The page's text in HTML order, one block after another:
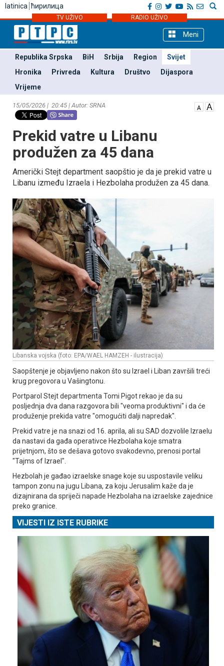
latinica ћирилица
TV UŽIVO RADIO UŽIVO
Meni
Republika Srpska BiH Srbija Region
Svijet
Hronika
Privreda Kultura Društvo
Dijaspora
Vrijeme
15/05/2026 | 20:45 | Autor: SRNA
Prekid vatre u Libanu
produžen za 45 dana
Američki Stejt department saopštio je da je prekid vatre u
Libanu između Izraela i Hezbolaha produžen za 45 dana.
Libanska vojska (foto: EPA/WAEL HAMZEH - ilustracija)
Saopštenje je objavljeno nakon što su Izrael i Liban završili treći
krug pregovora u Vašingtonu.
Portparol Stejt departmenta Tomi Pigot rekao je da su
posljednja dva dana razgovora bili "veoma produktivni" i da će
produženje prekida vatre "omogućiti dalji napredak".
Prekid vatre je na snazi od 16. aprila, ali su SAD dozvolile Izraelu
da nastavi da gađa operativce Hezbolaha koje smatra
prijetnjom, što se dešava gotovo svakodevno, prenosi portal
"Tajms of Izrael".
Hezbolah je gađao izraelske snage koje su uspostavile veliku
tampon zonu na jugu Libana, za koju Јerusalim kaže da je
dizajnirana da spriječi napade Hezbolaha na izraelske zajednice
preko granice.
VIJESTI IZ ISTE RUBRIKE